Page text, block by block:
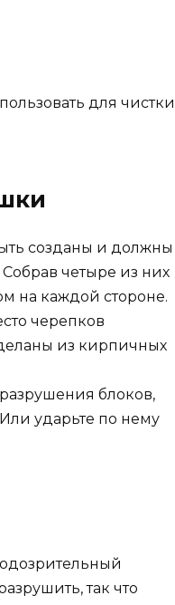
для чистки
созданы и должны
четыре из них
на каждой стороне.
черепков
из кирпичных
блоков,
ударьте по нему
так что